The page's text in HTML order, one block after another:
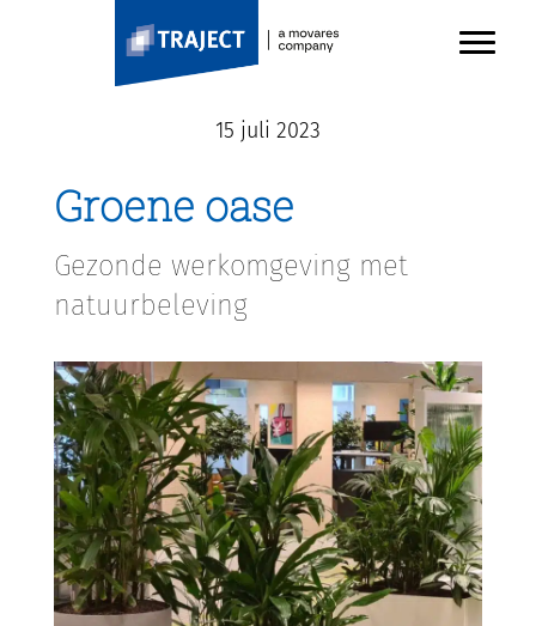
15 juli 2023
Groene oase
Gezonde werkomgeving met
natuurbeleving